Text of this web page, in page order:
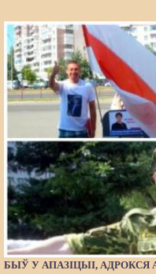
БЫЎ У АПАЗІЦЫІ, АДРОКСЯ